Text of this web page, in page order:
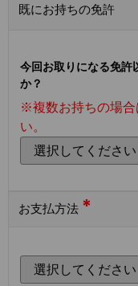
既にお持ちの免許
今回お取りになる免許
か？
※複数お持ちの場合
い。
お支払方法 *